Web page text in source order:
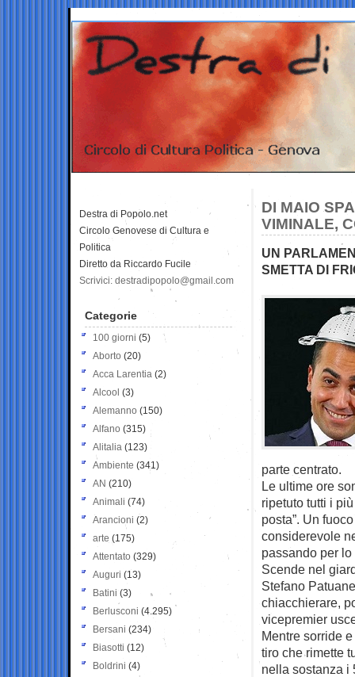
DI MAIO
VIMINALE,
UN
SMETTA DI
parte centrato.
Le ultime ore
ripetuto tutti i
posta”. Un
considerevole
passando per
Scende nel
Stefano
chiacchierare,
vicepremier
Mentre sorride
tiro che rimette
nella sostanza i
Destra di Popolo.net
Circolo Genovese di Cultura e
Politica
Diretto da Riccardo Fucile
Scrivici: destradipopolo@gmail.com
Categorie
100 giorni (5)
Aborto (20)
Acca Larentia (2)
Alcool (3)
Alemanno (150)
Alfano (315)
Alitalia (123)
Ambiente (341)
AN (210)
Animali (74)
Arancioni (2)
arte (175)
Attentato (329)
Auguri (13)
Batini (3)
Berlusconi (4.295)
Bersani (234)
Biasotti (12)
Boldrini (4)